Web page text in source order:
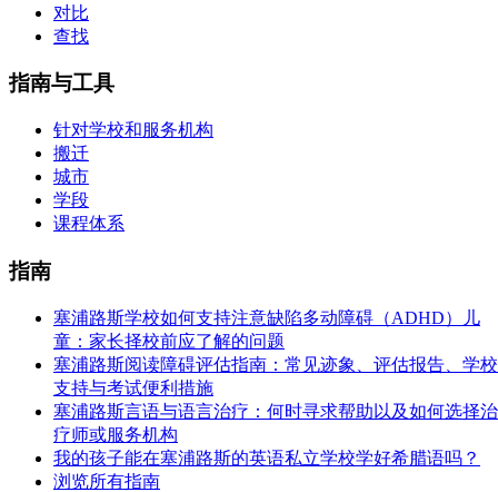
对比
查找
指南与工具
针对学校和服务机构
搬迁
城市
学段
课程体系
指南
塞浦路斯学校如何支持注意缺陷多动障碍（ADHD）儿
童：家长择校前应了解的问题
塞浦路斯阅读障碍评估指南：常见迹象、评估报告、学校
支持与考试便利措施
塞浦路斯言语与语言治疗：何时寻求帮助以及如何选择治
疗师或服务机构
我的孩子能在塞浦路斯的英语私立学校学好希腊语吗？
浏览所有指南